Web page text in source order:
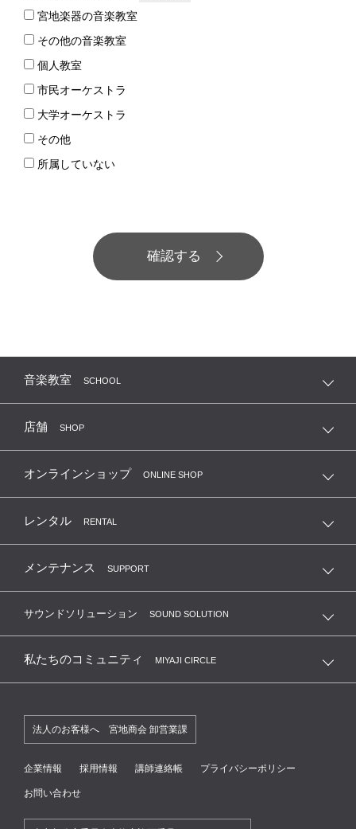
宮地楽器の音楽教室
その他の音楽教室
個人教室
市民オーケストラ
大学オーケストラ
その他
所属していない
音楽教室 SCHOOL
店舗 SHOP
オンラインショップ ONLINE SHOP
レンタル RENTAL
メンテナンス SUPPORT
サウンドソリューション SOUND SOLUTION
私たちのコミュニティ MIYAJI CIRCLE
法人のお客様へ 宮地商会 卸営業課
企業情報 採用情報 講師連絡帳 プライバシーポリシー
お問い合わせ